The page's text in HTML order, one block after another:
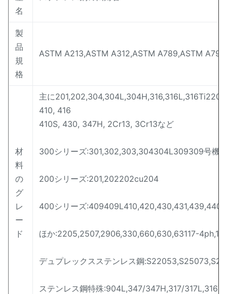
名
製
品
規
格
ASTM A213,ASTM A312,ASTM A789,ASTM A790
材
料
の
グ
レ
ー
ド
主に
410, 416
410S, 430, 347H, 2Cr13, 3Cr13など
300シリーズ:301,302,303,304304L309309号機
200シリーズ:201,202202cu204
400シリーズ
ほか:2205,2507,2906,330,660,630,63117-
デュプレックスステンレス鋼
ステンレス鋼特殊:904L,347/347H,317/